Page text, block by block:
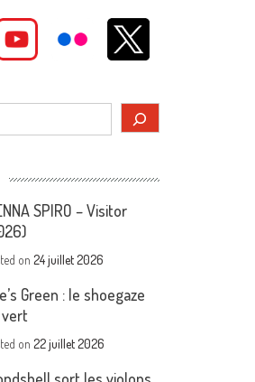
SPIRO – Visitor
on24 juillet 2026
Green : le shoegaze
vert
on22 juillet 2026